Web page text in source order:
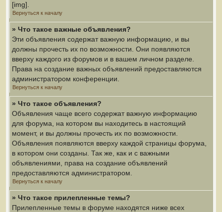
[img].
Вернуться к началу
» Что такое важные объявления?
Эти объявления содержат важную информацию, и вы
должны прочесть их по возможности. Они появляются
вверху каждого из форумов и в вашем личном разделе.
Права на создание важных объявлений предоставляются
администратором конференции.
Вернуться к началу
» Что такое объявления?
Объявления чаще всего содержат важную информацию
для форума, на котором вы находитесь в настоящий
момент, и вы должны прочесть их по возможности.
Объявления появляются вверху каждой страницы форума,
в котором они созданы. Так же, как и с важными
объявлениями, права на создание объявлений
предоставляются администратором.
Вернуться к началу
» Что такое прилепленные темы?
Прилепленные темы в форуме находятся ниже всех